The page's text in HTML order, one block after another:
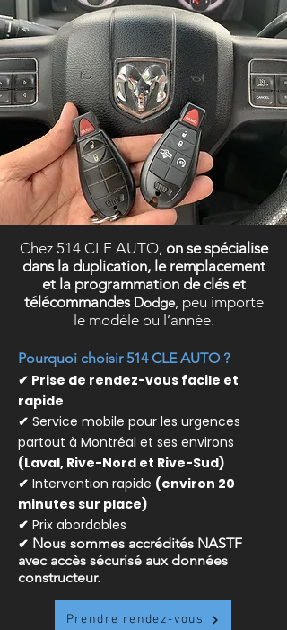
Chez 514 CLE AUTO, on se spécialise
dans la duplication, le remplacement
et la programmation de clés et
télécommandes Dodge, peu importe
le modèle ou l’année.
Pourquoi choisir 514 CLE AUTO ?
✔ Prise de rendez-vous facile et
rapide
✔ Service mobile pour les urgences
partout à Montréal et ses environs
(Laval, Rive-Nord et Rive-Sud)
✔ Intervention rapide (environ 20
minutes sur place)
✔ Prix abordables
✔ Nous sommes accrédités NASTF
avec accès sécurisé aux données
constructeur.
Prendre rendez-vous